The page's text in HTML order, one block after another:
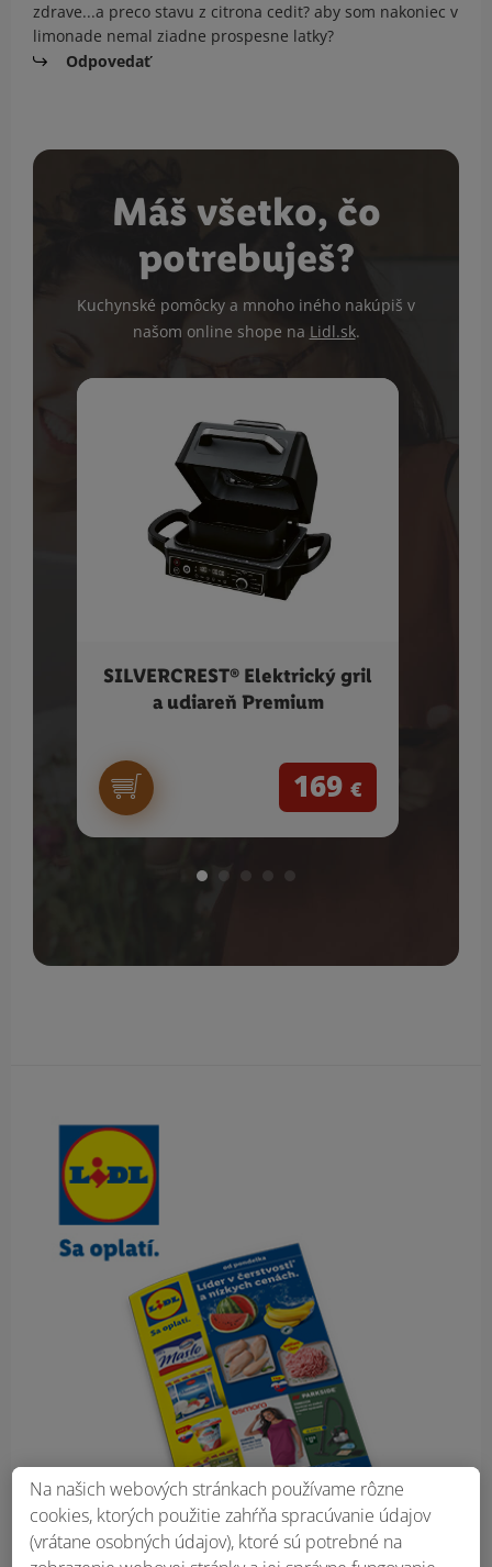
zdrave...a preco stavu z citrona cedit? aby som nakoniec v
limonade nemal ziadne prospesne latky?
Odpovedať
Máš všetko, čo
potrebuješ?
Kuchynské pomôcky a mnoho iného nakúpiš v
našom online shope na Lidl.sk.
SILVERCREST® Elektrický gril
a udiareň Premium
169 €
Na našich webových stránkach používame rôzne
cookies, ktorých použitie zahŕňa spracúvanie údajov
(vrátane osobných údajov), ktoré sú potrebné na